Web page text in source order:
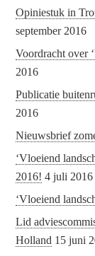
Opiniestuk in
september 2016
Voordracht over
2016
Publicatie
2016
Nieuwsbrief
‘Vloeiend
2016! 4 juli 2016
‘Vloeiend
Lid
Holland 15 juni